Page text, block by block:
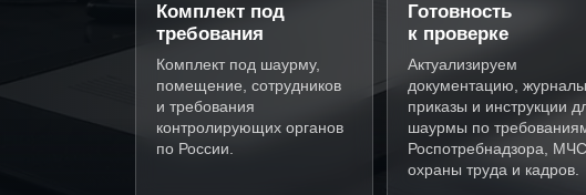
Комплект под
требования
Комплект под шаурму,
помещение, сотрудников
и требования
контролирующих органов
по России.
Готовность
к проверке
Актуализируем
документацию,
приказы и инструкции
шаурмы по
Роспотребнадзора,
охраны труда и кадров.